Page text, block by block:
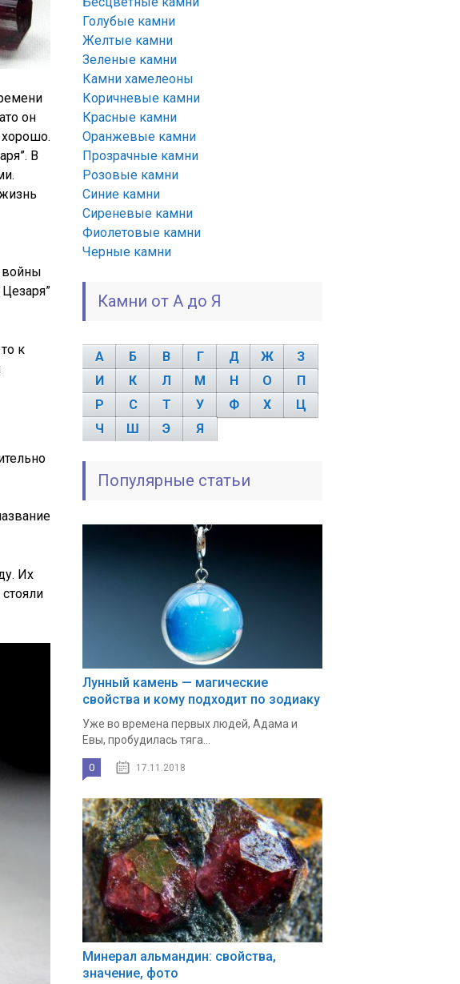
он
хорошо.
В
войны
к
Их
Голубые камни
Желтые камни
Зеленые камни
Камни хамелеоны
Коричневые камни
Красные камни
Оранжевые камни
Прозрачные камни
Розовые камни
Синие камни
Сиреневые камни
Фиолетовые камни
Черные камни
Камни от А до Я
А Б В Г Д Ж
З
И
К Л М Н О
П
Р
С Т У Ф Х
Ц
Ч
Ш Э Я
Популярные статьи
Лунный камень — магические
свойства и кому подходит по зодиаку
Уже во времена первых людей, Адама и
Евы, пробудилась тяга...
0 17.11.2018
Минерал альмандин: свойства,
значение, фото